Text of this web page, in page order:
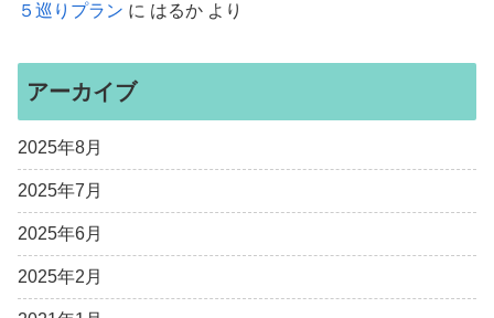
５巡りプラン に はるか より
アーカイブ
2025年8月
2025年7月
2025年6月
2025年2月